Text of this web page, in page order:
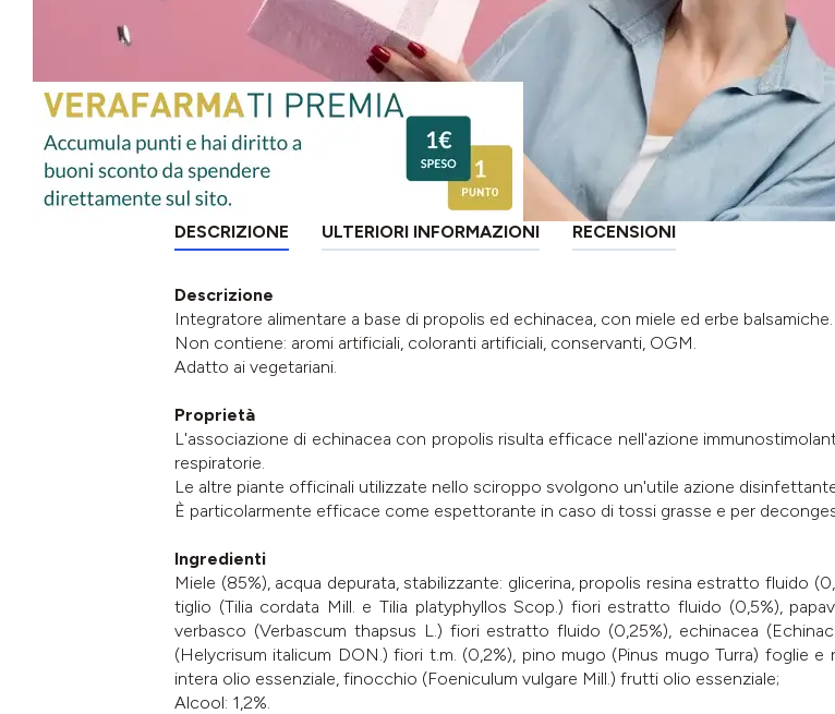
DESCRIZIONE ULTERIORI INFORMAZIONI RECENSIONI
Descrizione
Integratore alimentare a base di propolis ed echinacea, con miele ed erbe balsamiche.
Non contiene: aromi artificiali, coloranti artificiali, conservanti, OGM.
Adatto ai vegetariani.
Proprietà
L'associazione di echinacea con propolis risulta efficace nell'azione
respiratorie.
Le altre piante officinali utilizzate nello sciroppo svolgono un'utile azione
È particolarmente efficace come espettorante in caso di tossi grasse e per
Ingredienti
Miele (85%), acqua depurata, stabilizzante: glicerina, propolis resina estratto fluido
tiglio (Tilia cordata Mill. e Tilia platyphyllos Scop.) fiori estratto fluido (0,5%),
verbasco (Verbascum thapsus L.) fiori estratto fluido (0,25%), echinacea
(Helycrisum italicum DON.) fiori t.m. (0,2%), pino mugo (Pinus mugo Turra) foglie
intera olio essenziale, finocchio (Foeniculum vulgare Mill.) frutti olio essenziale;
Alcool: 1,2%.